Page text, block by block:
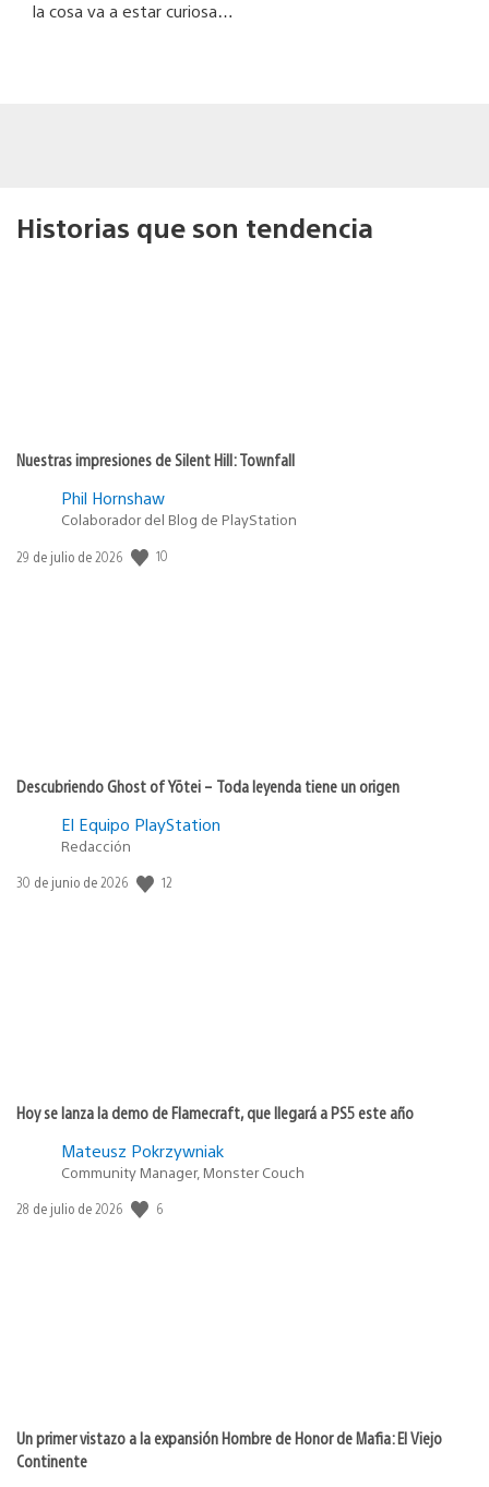
la cosa va a estar curiosa…
Historias que son tendencia
Nuestras impresiones de Silent Hill: Townfall
Phil Hornshaw
Colaborador del Blog de PlayStation
Fecha
29 de julio de 2026 10
Descubriendo Ghost of Yōtei – Toda leyenda tiene un origen
El Equipo PlayStation
Redacción
Fecha
30 de junio de 2026 12
Hoy se lanza la demo de Flamecraft, que llegará a PS5 este año
Mateusz Pokrzywniak
Community Manager, Monster Couch
Fecha
28 de julio de 2026 6
Un primer vistazo a la expansión Hombre de Honor de Mafia: El Viejo
Continente